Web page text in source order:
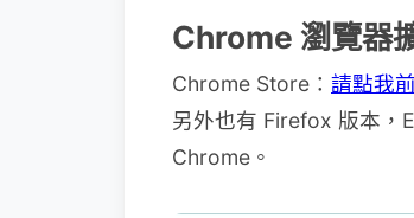
Chrome 瀏覽器
Chrome Store： 請點我
另外也有 Firefox 版本，
Chrome。